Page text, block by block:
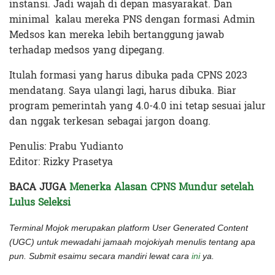
instansi. Jadi wajah di depan masyarakat. Dan
minimal kalau mereka PNS dengan formasi Admin
Medsos kan mereka lebih bertanggung jawab
terhadap medsos yang dipegang.
Itulah formasi yang harus dibuka pada CPNS 2023
mendatang. Saya ulangi lagi, harus dibuka. Biar
program pemerintah yang 4.0-4.0 ini tetap sesuai jalur
dan nggak terkesan sebagai jargon doang.
Penulis: Prabu Yudianto
Editor: Rizky Prasetya
BACA JUGAMenerka Alasan CPNS Mundur setelah
Lulus Seleksi
Terminal Mojok merupakan platform User Generated Content
(UGC) untuk mewadahi jamaah mojokiyah menulis tentang apa
pun. Submit esaimu secara mandiri lewat cara iniya.